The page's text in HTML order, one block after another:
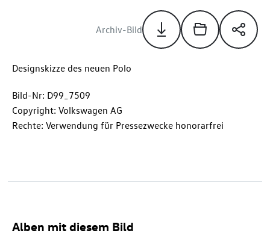
Archiv-Bild
Designskizze des neuen Polo
Bild-Nr: D99_7509
Copyright: Volkswagen AG
Rechte: Verwendung für Pressezwecke honorarfrei
Alben mit diesem Bild